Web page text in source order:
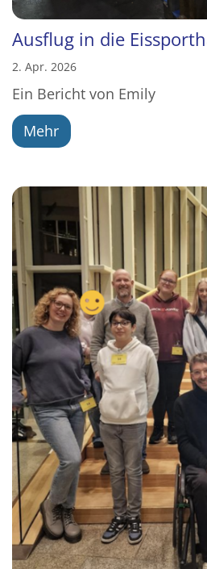
Ausflug in die
2. Apr. 2026
Ein Bericht von Emily
Mehr